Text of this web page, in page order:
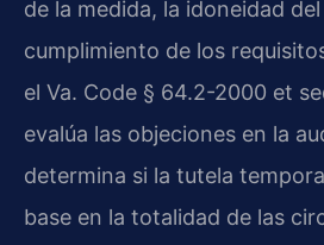
de la medida, la idoneidad
cumplimiento de los
el Va. Code § 64.2-2000 et
evalúa las objeciones en la
determina si la tutela
base en la totalidad de las